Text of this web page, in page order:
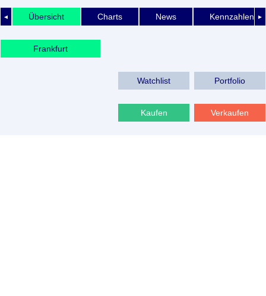
◄ ►
Übersicht Charts News Kennzahlen
Frankfurt
Watchlist Portfolio
Kaufen Verkaufen